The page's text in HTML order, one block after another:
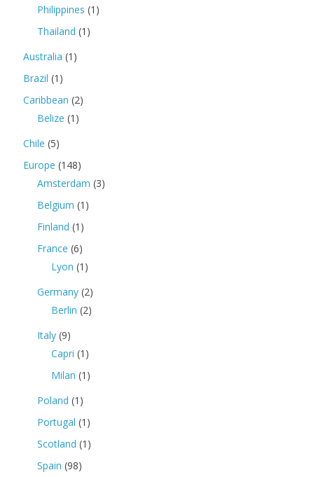
Philippines (1)
Thailand (1)
Australia (1)
Brazil (1)
Caribbean (2)
Belize (1)
Chile (5)
Europe (148)
Amsterdam (3)
Belgium (1)
Finland (1)
France (6)
Lyon (1)
Germany (2)
Berlin (2)
Italy (9)
Capri (1)
Milan (1)
Poland (1)
Portugal (1)
Scotland (1)
Spain (98)